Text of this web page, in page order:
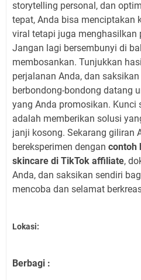
storytelling personal, dan
tepat, Anda bisa menciptakan
viral tetapi juga menghasilkan
Jangan lagi bersembunyi di
membosankan. Tunjukkan
perjalanan Anda, dan
berbondong-bondong datang
yang Anda promosikan. Kunci
adalah memberikan solusi
janji kosong. Sekarang giliran
bereksperimen dengan contoh
skincare di TikTok affiliate,
Anda, dan saksikan sendiri
mencoba dan selamat
Lokasi:
Berbagi :